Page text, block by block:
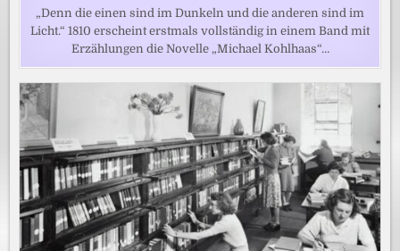
„Denn die einen sind im Dunkeln und die anderen sind im
Licht.“ 1810 erscheint erstmals vollständig in einem Band mit
Erzählungen die Novelle „Michael Kohlhaas“…